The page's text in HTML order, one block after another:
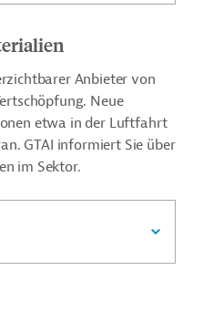
Anbieter von
Neue
etwa in der Luftfahrt
GTAI informiert Sie über
im Sektor.